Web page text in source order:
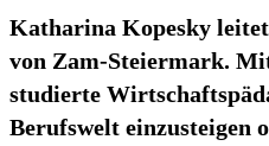
Katharina Kopesky
von Zam-Steiermark.
studierte
Berufswelt einzusteigen